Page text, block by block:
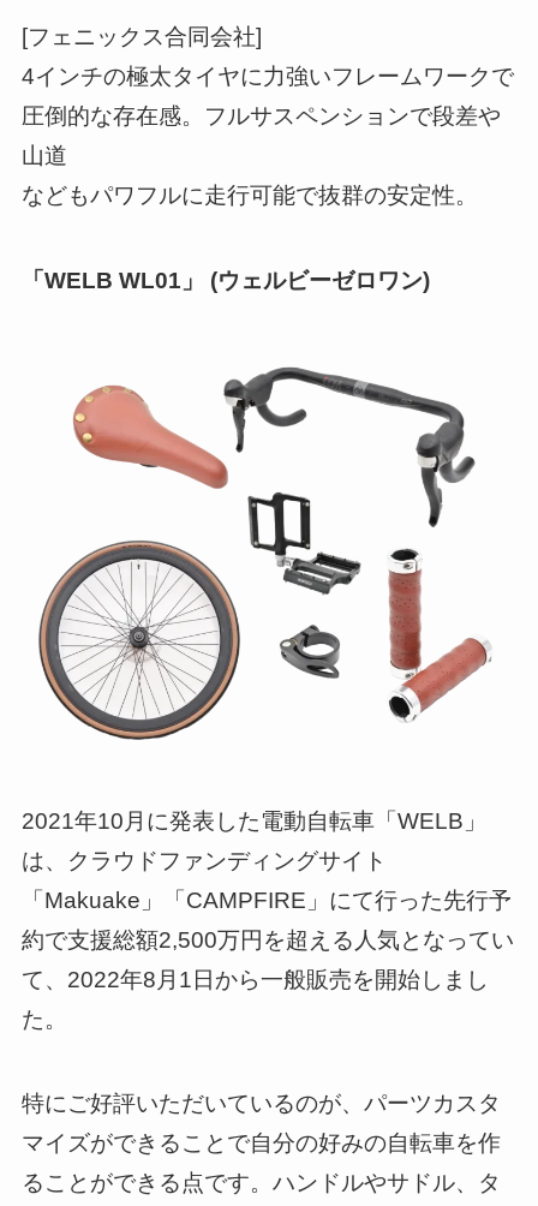
[フェニックス合同会社]
4インチの極太タイヤに力強いフレームワークで
圧倒的な存在感。フルサスペンションで段差や
山道
などもパワフルに走行可能で抜群の安定性。
「WELB WL01」 (ウェルビーゼロワン)
2021年10月に発表した電動自転車「WELB」
は、クラウドファンディングサイト
「Makuake」「CAMPFIRE」にて行った先行予
約で支援総額2,500万円を超える人気となってい
て、2022年8月1日から一般販売を開始しまし
た。
特にご好評いただいているのが、パーツカスタ
マイズができることで自分の好みの自転車を作
ることができる点です。ハンドルやサドル、タ